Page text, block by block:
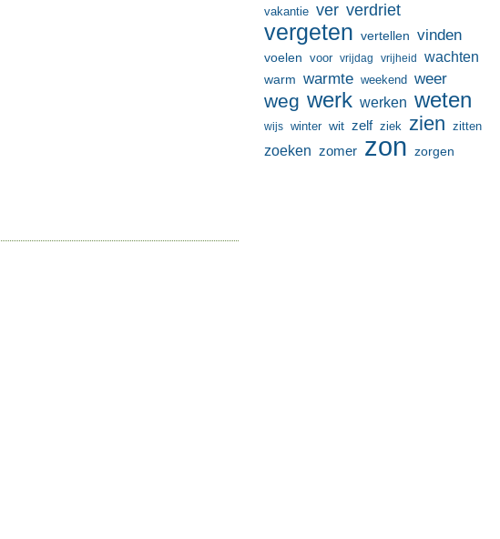
vakantie ver verdriet
vergeten vertellen vinden
voelen voor vrijdag vrijheid wachten
warm warmte weekend weer
weg werk werken weten
wijs winter wit zelf ziek zien zitten
zoeken zomer zon zorgen